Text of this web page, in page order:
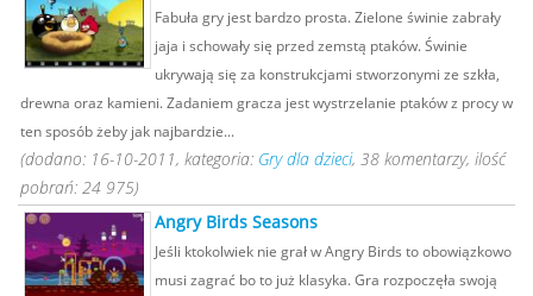
Fabuła gry jest bardzo prosta. Zielone świnie zabrały
jaja i schowały się przed zemstą ptaków. Świnie
ukrywają się za konstrukcjami stworzonymi ze szkła,
drewna oraz kamieni. Zadaniem gracza jest wystrzelanie ptaków z procy w
ten sposób żeby jak najbardzie...
(dodano: 16-10-2011, kategoria: Gry dla dzieci, 38 komentarzy, ilość
pobrań: 24 975)
Angry Birds Seasons
Jeśli ktokolwiek nie grał w Angry Birds to obowiązkowo
musi zagrać bo to już klasyka. Gra rozpoczęła swoją